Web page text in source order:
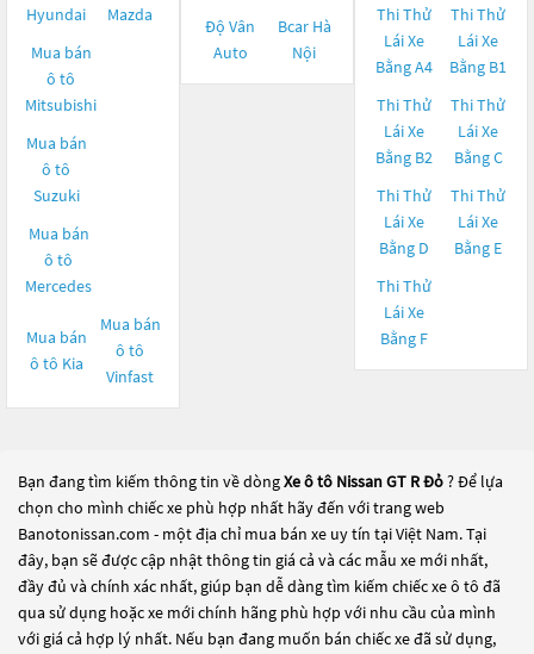
Hyundai
Mazda
Mua bán
ô tô
Mitsubishi
Mua bán
ô tô
Suzuki
Mua bán
ô tô
Mercedes
Mua bán
ô tô Kia
Mua bán
ô tô
Vinfast
Độ Vân
Auto
Bcar Hà
Nội
Thi Thử
Lái Xe
Bằng A4
Thi Thử
Lái Xe
Bằng B1
Thi Thử
Lái Xe
Bằng B2
Thi Thử
Lái Xe
Bằng C
Thi Thử
Lái Xe
Bằng D
Thi Thử
Lái Xe
Bằng E
Thi Thử
Lái Xe
Bằng F
Bạn đang tìm kiếm thông tin về dòngXe ô tô Nissan GT R Đỏ? Để lựa
chọn cho mình chiếc xe phù hợp nhất hãy đến với trang web
Banotonissan.com - một địa chỉ mua bán xe uy tín tại Việt Nam. Tại
đây, bạn sẽ được cập nhật thông tin giá cả và các mẫu xe mới nhất,
đầy đủ và chính xác nhất, giúp bạn dễ dàng tìm kiếm chiếc xe ô tô đã
qua sử dụng hoặc xe mới chính hãng phù hợp với nhu cầu của mình
với giá cả hợp lý nhất. Nếu bạn đang muốn bán chiếc xe đã sử dụng,